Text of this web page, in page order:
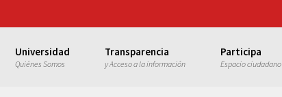
Universidad
Quiénes Somos
Transparencia
y Acceso a la información
Participa
Espacio ciudadano